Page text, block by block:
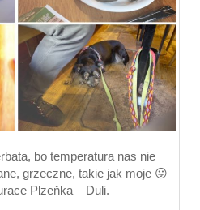
bo temperatura nas nie
grzeczne, takie jak moje 😛
Plzeňka – Duli.